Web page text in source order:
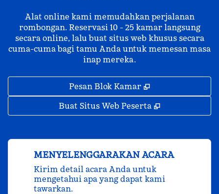
Alat online kami memudahkan perjalanan
rombongan. Reservasi 10 - 25 kamar langsung
secara online, lalu buat situs web khusus secara
cuma-cuma bagi tamu Anda untuk memesan masa
inap mereka.
Pesan Blok Kamar ,
Buat Situs Web Peserta ,
MENYELENGGARAKAN ACARA
Kirim detail acara Anda untuk
mengetahui apa yang dapat kami
tawarkan.